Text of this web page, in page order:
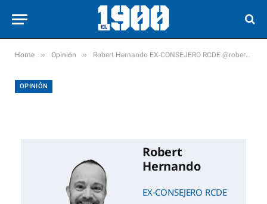
Home » Opinión » Robert Hernando EX-CONSEJERO RCDE @roberthernando Bienvenido Mister Pace
OPINIÓN
Robert
Hernando
EX-CONSEJERO RCDE